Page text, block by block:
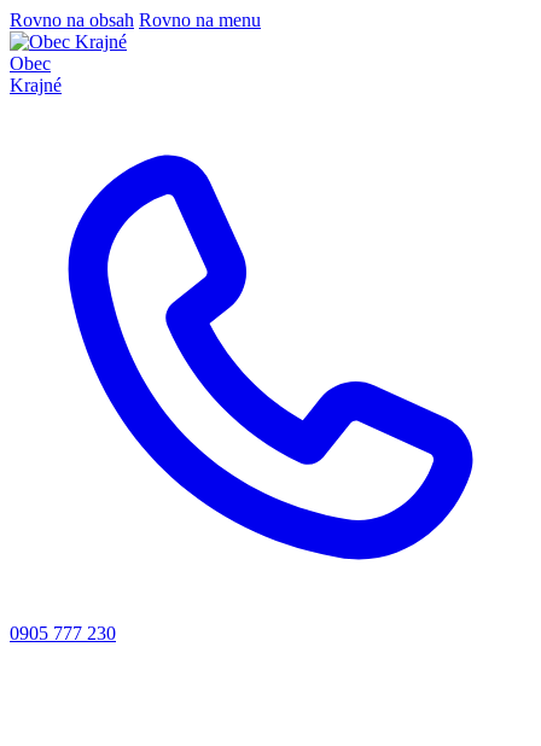
Rovno na obsah Rovno na menu
Obec
Krajné
0905 777 230